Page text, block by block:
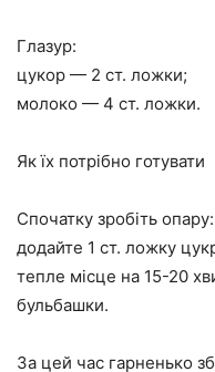
Глазур:
цукор — 2 ст. ложки;
молоко — 4 ст. ложки.
Як їх потрібно готувати
Спочатку зробіть
додайте 1 ст. ложку
тепле місце на 15-20
бульбашки.
За цей час гарненько